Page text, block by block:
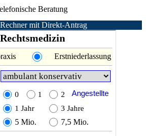
Beratung
mit Direkt-Antrag